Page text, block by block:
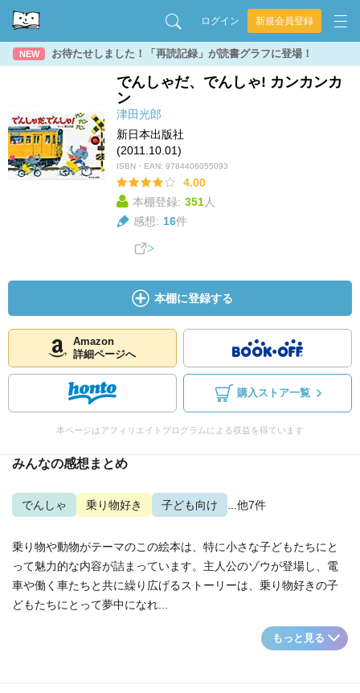
ログイン 新規会員登録
NEW お待たせしました！「再読記録」が読書グラフに登場！
でんしゃだ、でんしゃ! カンカンカ
ン
津田光郎
新日本出版社
(2011.10.01)
ISBN・EAN: 9784406055093
4.00
本棚登録: 351人
感想: 16件
本棚に登録する
Amazon
詳細ページへ
購入ストア一覧
本ページはアフィリエイトプログラムによる収益を得ています
みんなの感想まとめ
でんしゃ 乗り物好き 子ども向け ...他7件
乗り物や動物がテーマのこの絵本は、特に小さな子どもたちにと
って魅力的な内容が詰まっています。主人公のゾウが登場し、電
車や働く車たちと共に繰り広げるストーリーは、乗り物好きの子
どもたちにとって夢中になれ...
もっと見る